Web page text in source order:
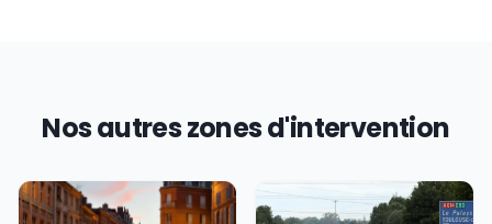
Nos autres zones d'intervention